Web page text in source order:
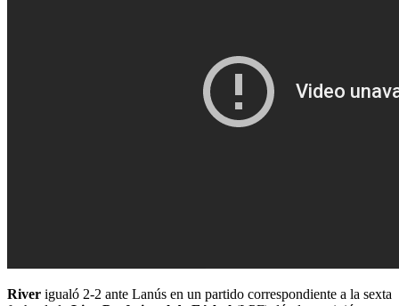
River igualó 2-2 ante Lanús en un partido correspondiente a la sexta